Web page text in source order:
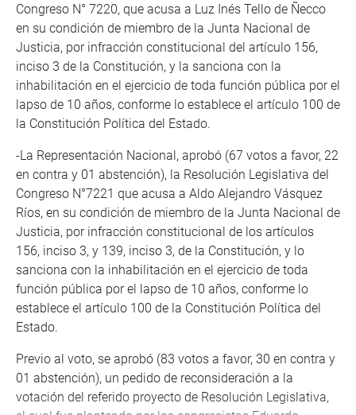
Congreso N° 7220, que acusa a Luz Inés Tello de Ñecco
en su condición de miembro de la Junta Nacional de
Justicia, por infracción constitucional del artículo 156,
inciso 3 de la Constitución, y la sanciona con la
inhabilitación en el ejercicio de toda función pública por el
lapso de 10 años, conforme lo establece el artículo 100 de
la Constitución Política del Estado.
-La Representación Nacional, aprobó (67 votos a favor, 22
en contra y 01 abstención), la Resolución Legislativa del
Congreso N°7221 que acusa a Aldo Alejandro Vásquez
Ríos, en su condición de miembro de la Junta Nacional de
Justicia, por infracción constitucional de los artículos
156, inciso 3, y 139, inciso 3, de la Constitución, y lo
sanciona con la inhabilitación en el ejercicio de toda
función pública por el lapso de 10 años, conforme lo
establece el artículo 100 de la Constitución Política del
Estado.
Previo al voto, se aprobó (83 votos a favor, 30 en contra y
01 abstención), un pedido de reconsideración a la
votación del referido proyecto de Resolución Legislativa,